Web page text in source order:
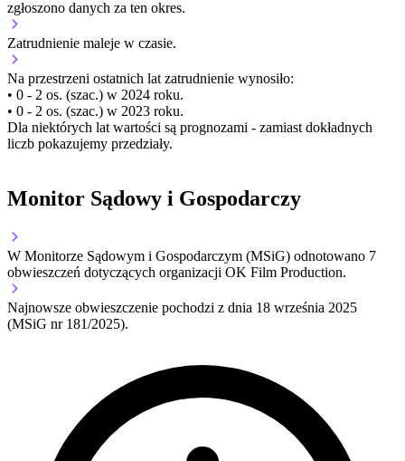
zgłoszono danych za ten okres.
Zatrudnienie maleje w czasie.
Na przestrzeni ostatnich lat zatrudnienie wynosiło:
• 0 - 2 os. (szac.) w 2024 roku.
• 0 - 2 os. (szac.) w 2023 roku.
Dla niektórych lat wartości są prognozami - zamiast dokładnych
liczb pokazujemy przedziały.
Monitor Sądowy i Gospodarczy
W Monitorze Sądowym i Gospodarczym (MSiG) odnotowano 7
obwieszczeń dotyczących organizacji OK Film Production.
Najnowsze obwieszczenie pochodzi z dnia 18 września 2025
(MSiG nr 181/2025).